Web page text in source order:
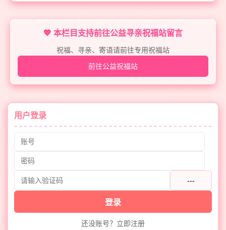
💖 本栏目支持前往公益寻亲祝福站留言
祝福、寻亲、寄语请前往专用祝福站
前往公益祝福站
用户登录
---
登录
还没账号？立即注册